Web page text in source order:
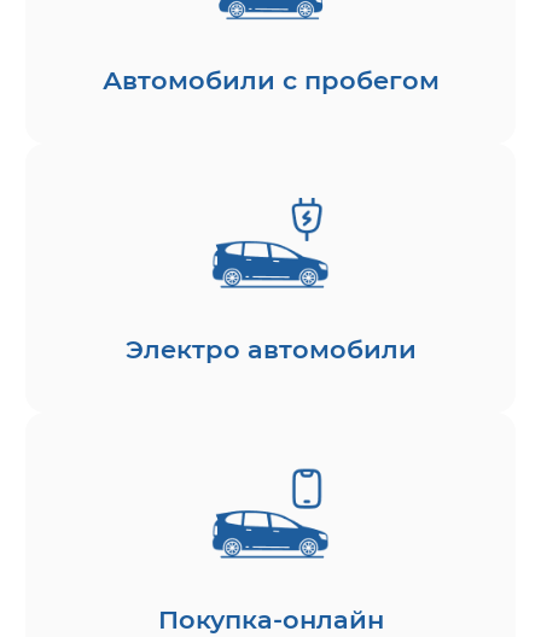
Автомобили с пробегом
Электро автомобили
Покупка-онлайн